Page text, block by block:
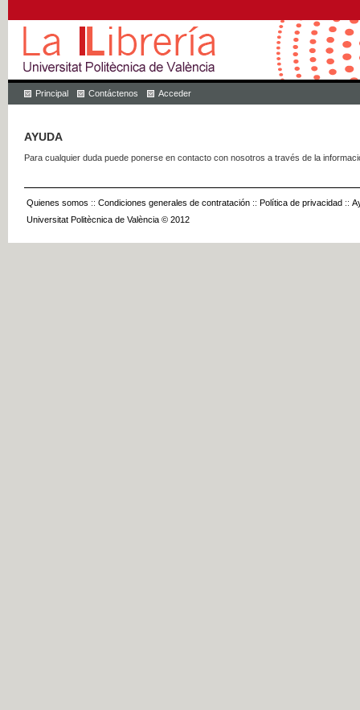
Principal Contáctenos Acceder
AYUDA
Para cualquier duda puede ponerse en contacto con nosotros a través de la
Quienes somos :: Condiciones generales de contratación :: Política de privacidad ::
Universitat Politècnica de València © 2012